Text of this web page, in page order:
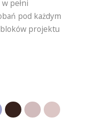
pełni
pod każdym
projektu